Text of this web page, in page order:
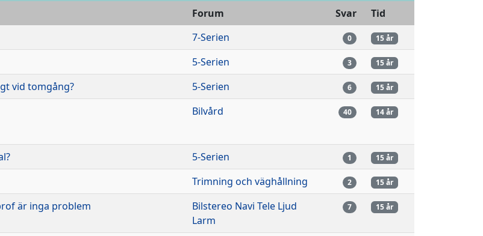
Forum Svar
Tid
7-Serien 0 15 år
5-Serien 3 15 år
vid tomgång? 5-Serien 6 15 år
Bilvård 40 14 år
5-Serien 1 15 år
Trimning och väghållning 2 15 år
är inga problem
Bilstereo Navi Tele Ljud
Larm
7 15 år